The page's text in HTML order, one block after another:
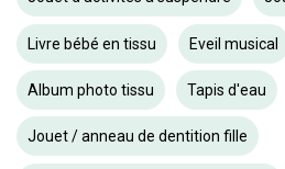
Livre bébé en tissu Eveil musical
Album photo tissu Tapis d'eau
Jouet / anneau de dentition fille